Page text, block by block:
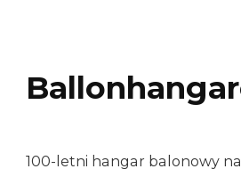
100-letni hangar balonowy